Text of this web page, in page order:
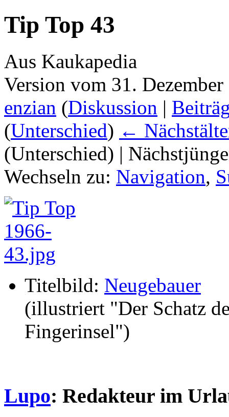
Tip Top 43
Aus Kaukapedia
Version vom 31.
enzian (Diskussion |
(Unterschied) ←
(Unterschied) |
Wechseln zu: Navigation,
Titelbild: Neugebauer
(illustriert "Der Schatz
Fingerinsel")
Lupo: Redakteur im